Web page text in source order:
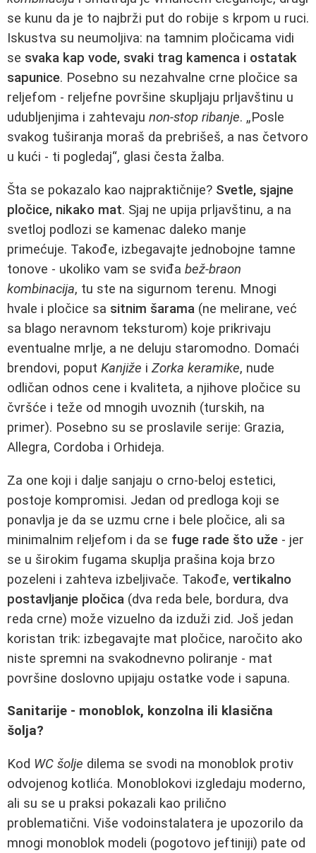
se kunu da je to najbrži put do robije s krpom u ruci.
Iskustva su neumoljiva: na tamnim pločicama vidi
se svaka kap vode, svaki trag kamenca i ostatak
sapunice. Posebno su nezahvalne crne pločice sa
reljefom - reljefne površine skupljaju prljavštinu u
udubljenjima i zahtevaju non-stop ribanje. „Posle
svakog tuširanja moraš da prebrišeš, a nas četvoro
u kući - ti pogledaj“, glasi česta žalba.
Šta se pokazalo kao najpraktičnije? Svetle, sjajne
pločice, nikako mat. Sjaj ne upija prljavštinu, a na
svetloj podlozi se kamenac daleko manje
primećuje. Takođe, izbegavajte jednobojne tamne
tonove - ukoliko vam se sviđa bež-braon
kombinacija, tu ste na sigurnom terenu. Mnogi
hvale i pločice sa sitnim šarama (ne melirane, već
sa blago neravnom teksturom) koje prikrivaju
eventualne mrlje, a ne deluju staromodno. Domaći
brendovi, poput Kanjiže i Zorka keramike, nude
odličan odnos cene i kvaliteta, a njihove pločice su
čvršće i teže od mnogih uvoznih (turskih, na
primer). Posebno su se proslavile serije: Grazia,
Allegra, Cordoba i Orhideja.
Za one koji i dalje sanjaju o crno-beloj estetici,
postoje kompromisi. Jedan od predloga koji se
ponavlja je da se uzmu crne i bele pločice, ali sa
minimalnim reljefom i da se fuge rade što uže - jer
se u širokim fugama skuplja prašina koja brzo
pozeleni i zahteva izbeljivače. Takođe, vertikalno
postavljanje pločica (dva reda bele, bordura, dva
reda crne) može vizuelno da izduži zid. Još jedan
koristan trik: izbegavajte mat pločice, naročito ako
niste spremni na svakodnevno poliranje - mat
površine doslovno upijaju ostatke vode i sapuna.
Sanitarije - monoblok, konzolna ili klasična
šolja?
Kod WC šolje dilema se svodi na monoblok protiv
odvojenog kotlića. Monoblokovi izgledaju moderno,
ali su se u praksi pokazali kao prilično
problematični. Više vodoinstalatera je upozorilo da
mnogi monoblok modeli (pogotovo jeftiniji) pate od